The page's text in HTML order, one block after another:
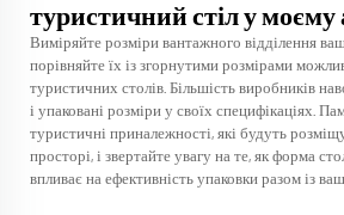
туристичний стіл у моєму
Виміряйте розміри вантажного відділення
порівняйте їх із згорнутими розмірами
туристичних столів. Більшість виробників
і упаковані розміри у своїх специфікаціях.
туристичні приналежності, які будуть
просторі, і звертайте увагу на те, як форма
впливає на ефективність упаковки разом із